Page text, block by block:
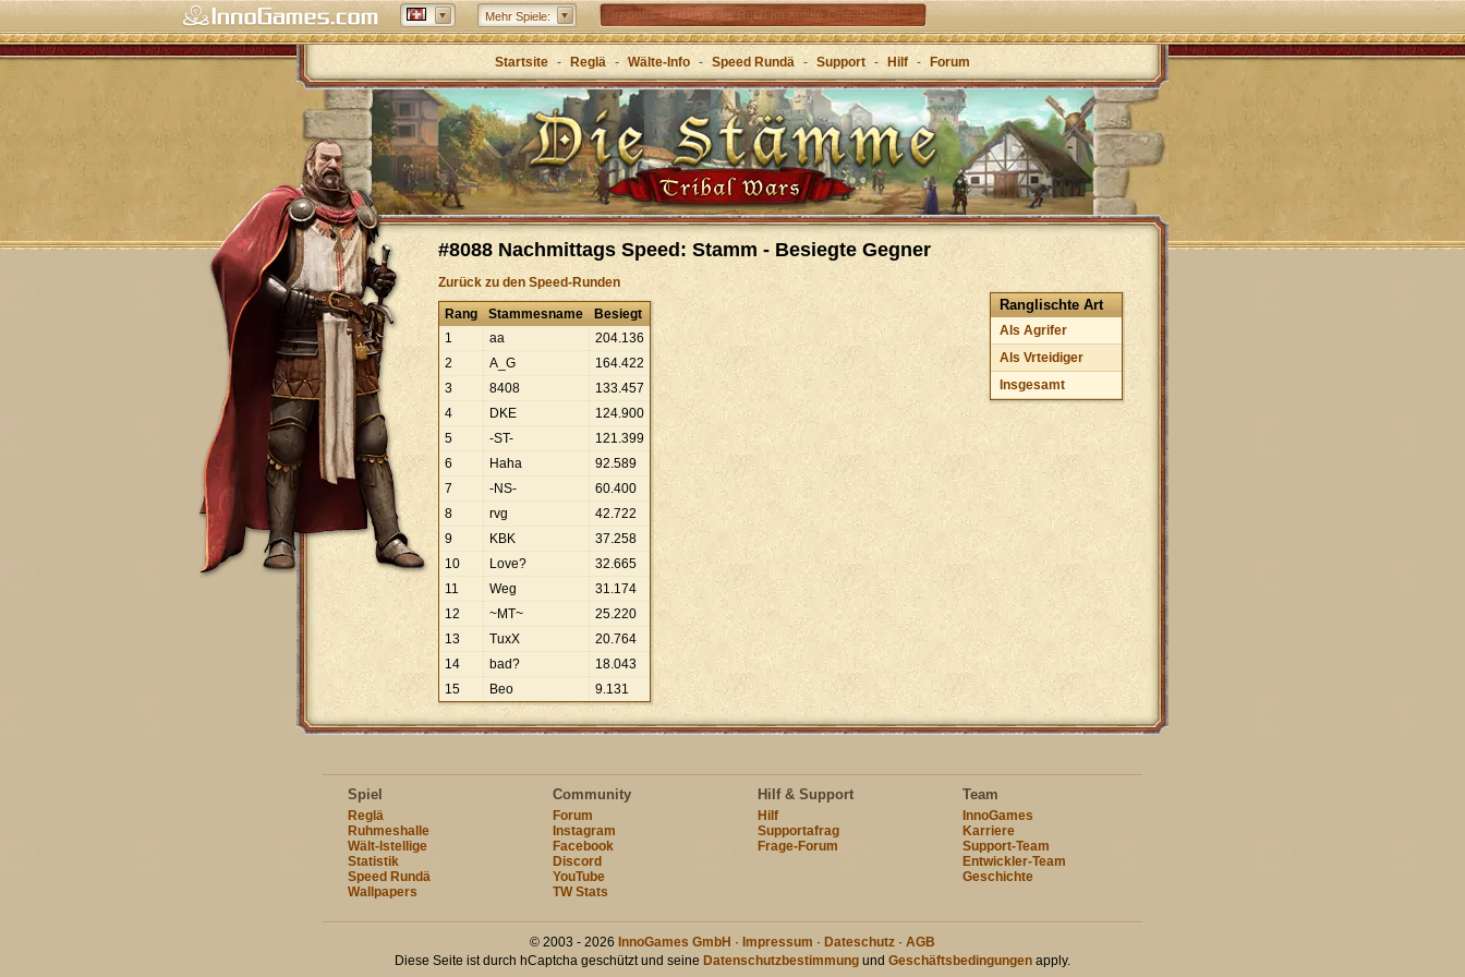
Mehr Spiele: Grepolis – Erboue dis Riich im antike Griecheland
Startsite - Reglä - Wälte-Info - Speed Rundä - Support - Hilf - Forum
#8088 Nachmittags Speed: Stamm - Besiegte Gegner
Zurück zu den Speed-Runden
Ranglischte Art
Als Agrifer
Als Vrteidiger
Insgesamt
Rang Stammesname
Besiegt
1
aa 204.136
2
A_G 164.422
3
8408 133.457
4
DKE 124.900
5
-ST- 121.399
6
Haha 92.589
7
-NS- 60.400
8
rvg 42.722
9
KBK 37.258
10
Love? 32.665
11
Weg 31.174
12
~MT~ 25.220
13
TuxX 20.764
14
bad? 18.043
15
Beo 9.131
Spiel
Reglä
Ruhmeshalle
Wält-Istellige
Statistik
Speed Rundä
Wallpapers
Community
Forum
Instagram
Facebook
Discord
YouTube
TW Stats
Hilf & Support
Hilf
Supportafrag
Frage-Forum
Team
InnoGames
Karriere
Support-Team
Entwickler-Team
Geschichte
© 2003 - 2026 InnoGames GmbH · Impressum · Dateschutz · AGB
Diese Seite ist durch hCaptcha geschützt und seine Datenschutzbestimmung und Geschäftsbedingungen apply.